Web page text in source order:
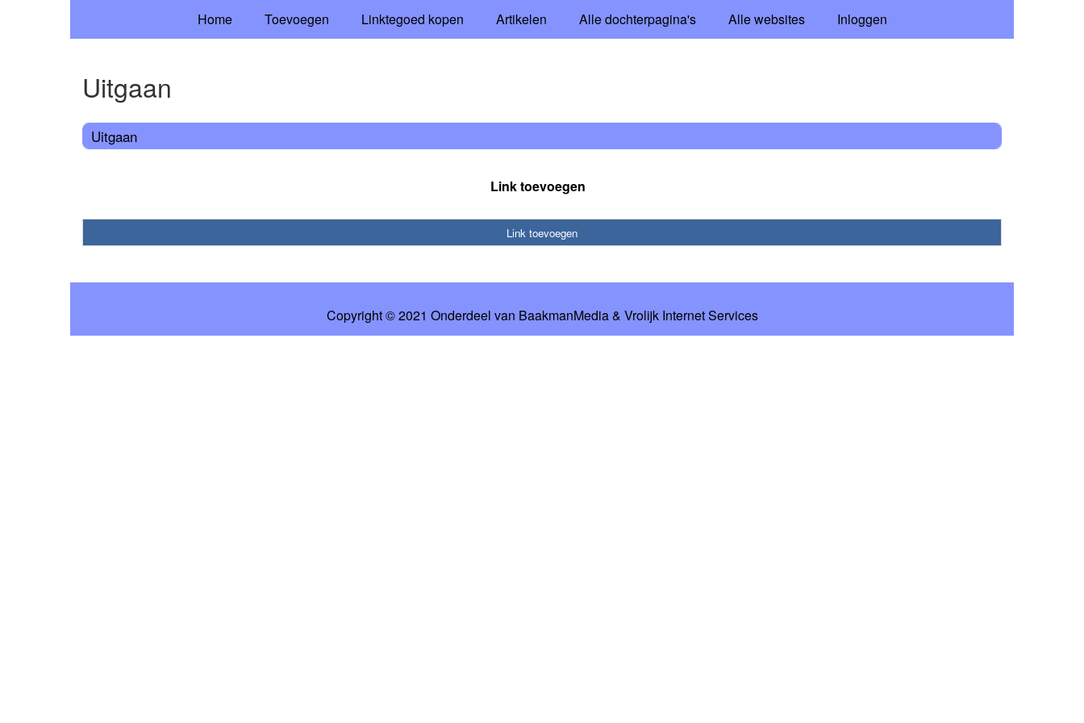
Home Toevoegen Linktegoed kopen Artikelen Alle dochterpagina's Alle websites Inloggen
Uitgaan
Uitgaan
Link toevoegen
Link toevoegen
Copyright © 2021 Onderdeel van BaakmanMedia& Vrolijk Internet Services